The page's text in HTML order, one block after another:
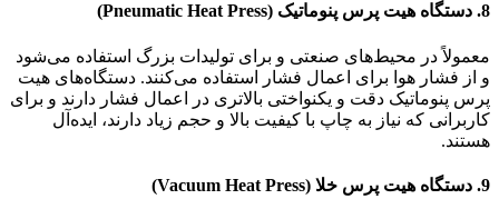
8. دستگاه هیت پرس پنوماتیک (Pneumatic Heat Press)
معمولاً در محیط‌های صنعتی و برای تولیدات بزرگ استفاده می‌شود
و از فشار هوا برای اعمال فشار استفاده می‌کنند. دستگاه‌های هیت
پرس پنوماتیک دقت و یکنواختی بالاتری در اعمال فشار دارند و برای
کاربرانی که نیاز به چاپ با کیفیت بالا و حجم زیاد دارند، ایده‌آل
هستند.
9. دستگاه هیت پرس خلا (Vacuum Heat Press)